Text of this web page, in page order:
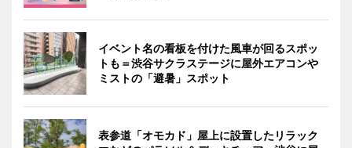
イベント名の看板を付けた風車が回るスポッ
トも＝渋谷サクラステージに屋外エアコンや
ミストの「避暑」スポット
表参道「オモカド」屋上に設置したリラック